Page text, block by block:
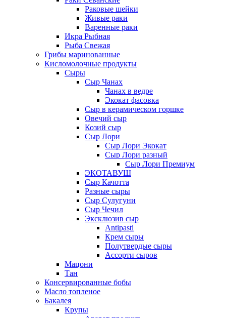
Раковые шейки
Живые раки
Варенные раки
Икра Рыбная
Рыба Свежая
Грибы маринованные
Кисломолочные продукты
Сыры
Сыр Чанах
Чанах в ведре
Экокат фасовка
Сыр в керамическом горшке
Овечий сыр
Козий сыр
Сыр Лори
Сыр Лори Экокат
Сыр Лори разный
Сыр Лори Премиум
ЭКОТАВУШ
Сыр Качотта
Разные сыры
Сыр Сулугуни
Сыр Чечил
Эксклюзив сыр
Antipasti
Крем сыры
Полутвердые сыры
Ассорти сыров
Мацони
Тан
Консервированные бобы
Масло топленое
Бакалея
Крупы